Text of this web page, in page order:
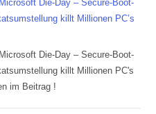
Die-Day – Secure-Boot-
killt Millionen PC’s
Die-Day – Secure-Boot-
killt Millionen PC's
im Beitrag !